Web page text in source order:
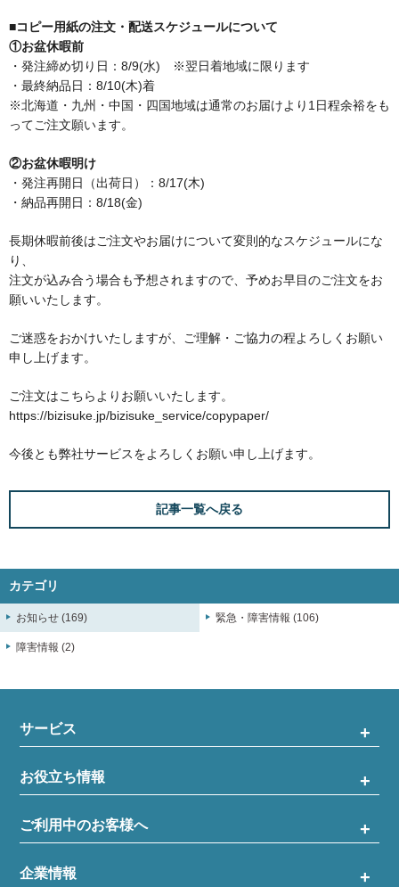
■コピー用紙の注文・配送スケジュールについて
①お盆休暇前
・発注締め切り日：8/9(水) ※翌日着地域に限ります
・最終納品日：8/10(木)着
※北海道・九州・中国・四国地域は通常のお届けより1日程余裕をも
ってご注文願います。
②お盆休暇明け
・発注再開日（出荷日）：8/17(木)
・納品再開日：8/18(金)
長期休暇前後はご注文やお届けについて変則的なスケジュールにな
り、
注文が込み合う場合も予想されますので、予めお早目のご注文をお
願いいたします。
ご迷惑をおかけいたしますが、ご理解・ご協力の程よろしくお願い
申し上げます。
ご注文はこちらよりお願いいたします。
https://bizisuke.jp/bizisuke_service/copypaper/
今後とも弊社サービスをよろしくお願い申し上げます。
記事一覧へ戻る
カテゴリ
お知らせ (169) 緊急・障害情報 (106)
障害情報 (2)
サービス
お役立ち情報
ご利用中のお客様へ
企業情報